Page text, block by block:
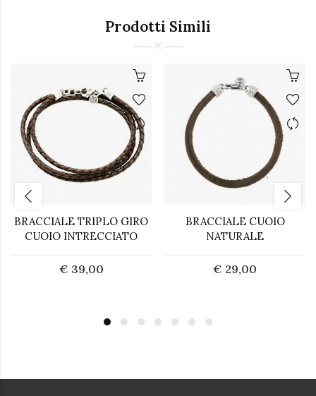
Prodotti Simili
BRACCIALE TRIPLO GIRO
CUOIO INTRECCIATO
€ 39,00
BRACCIALE CUOIO
NATURALE
€ 29,00